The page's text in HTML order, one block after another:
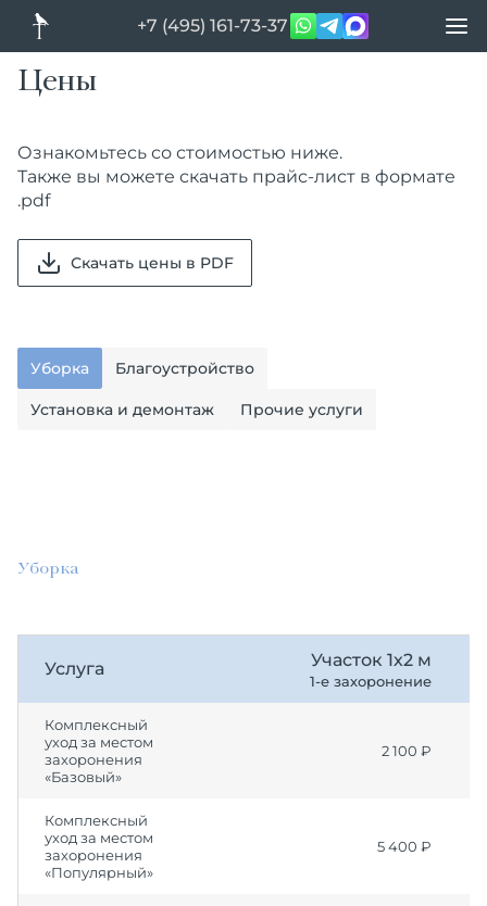
+7 (495) 161-73-37
Цены
Ознакомьтесь со стоимостью ниже.
Также вы можете скачать прайс-лист в формате
.pdf
Скачать цены в PDF
Уборка Благоустройство
Установка и демонтаж Прочие услуги
Уборка
Услуга Участок 1х2 м
1-е захоронение
Комплексный
уход за местом
захоронения
«Базовый»
2 100 ₽
Комплексный
уход за местом
захоронения
«Популярный»
5 400 ₽